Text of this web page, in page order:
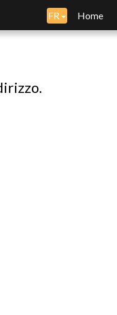
FR Home